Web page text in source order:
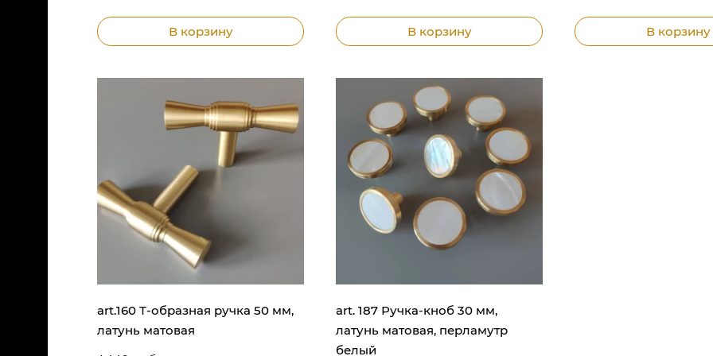
В корзину В корзину В корзину
art.160 Т-образная ручка 50 мм,
латунь матовая
art. 187 Ручка-кноб 30 мм,
латунь матовая, перламутр
белый